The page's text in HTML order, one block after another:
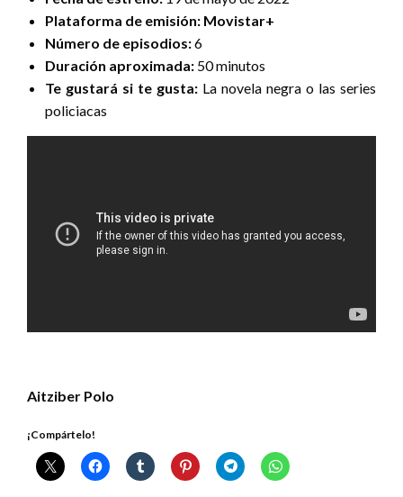
Plataforma de emisión: Movistar+
Número de episodios:6
Duración aproximada: 50 minutos
Te gustará si te gusta: La novela negra o las series
policiacas
Aitziber Polo
¡Compártelo!